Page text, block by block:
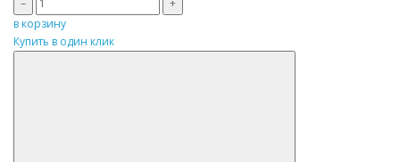
–
+
в корзину
Купить в один клик